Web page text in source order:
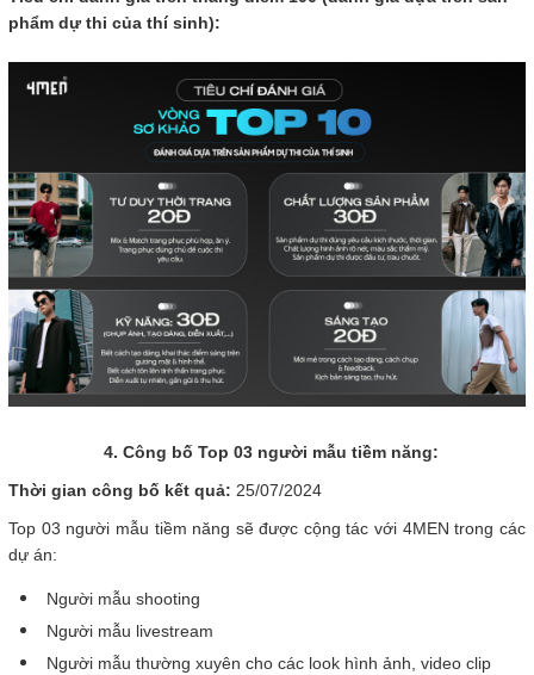
phẩm dự thi của thí sinh):
4. Công bố Top 03 người mẫu tiềm năng:
Thời gian công bố kết quả: 25/07/2024
Top 03 người mẫu tiềm năng sẽ được cộng tác với 4MEN trong các
dự án:
Người mẫu shooting
Người mẫu livestream
Người mẫu thường xuyên cho các look hình ảnh, video clip